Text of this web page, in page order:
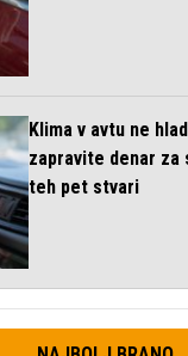
Klima v avtu ne
zapravite denar
teh pet stvari